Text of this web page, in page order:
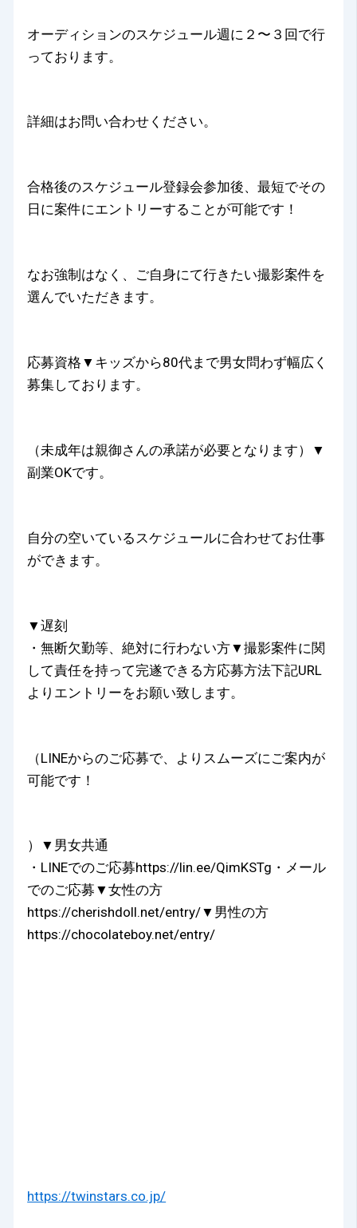
オーディションのスケジュール週に２〜３回で行
っております。
詳細はお問い合わせください。
合格後のスケジュール登録会参加後、最短でその
日に案件にエントリーすることが可能です！
なお強制はなく、ご自身にて行きたい撮影案件を
選んでいただきます。
応募資格▼キッズから80代まで男女問わず幅広く
募集しております。
（未成年は親御さんの承諾が必要となります）▼
副業OKです。
自分の空いているスケジュールに合わせてお仕事
ができます。
▼遅刻
・無断欠勤等、絶対に行わない方▼撮影案件に関
して責任を持って完遂できる方応募方法下記URL
よりエントリーをお願い致します。
（LINEからのご応募で、よりスムーズにご案内が
可能です！
）▼男女共通
・LINEでのご応募https://lin.ee/QimKSTg・メール
でのご応募▼女性の方
https://cherishdoll.net/entry/▼男性の方
https://chocolateboy.net/entry/
https://twinstars.co.jp/